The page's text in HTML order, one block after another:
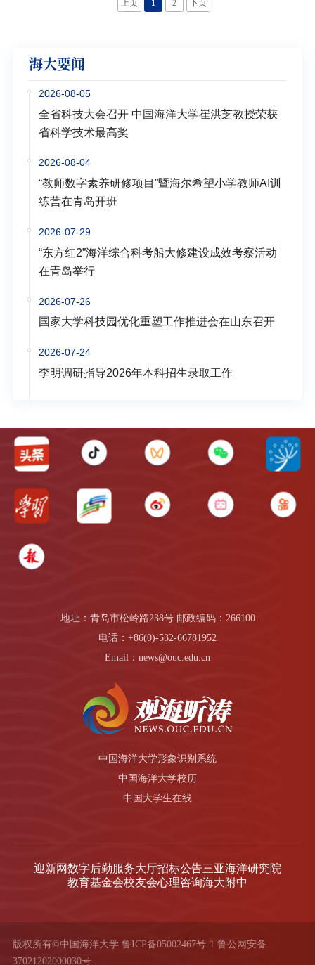
上页 1 2 下页
海大要闻
2026-08-05
全省科技大会召开 中国海洋大学崔洪芝教授荣获
省科学技术最高奖
2026-08-04
“教师数字素养研修项目”暨海尔希望小学教师AI训
练营在青岛开班
2026-07-29
“东方红2”海洋综合科考船大修建设成效考察活动
在青岛举行
2026-07-26
国家大学科技园优化重塑工作推进会在山东召开
2026-07-24
李明调研指导2026年本科招生录取工作
地址：青岛市松岭路238号 邮政编码：266100
电话：+86(0)-532-66781952
Email：news@ouc.edu.cn
中国海洋大学形象识别系统
中国海洋大学校历
中国大学生在线
迎新网数字后勤服务大厅招标公告三亚海洋研究院
教育基金会校友会心理咨询海大附中
版权所有©中国海洋大学 鲁ICP备05002467号-1 鲁公网安备
37021202000030号